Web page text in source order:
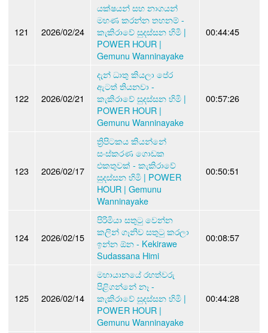
121 2026/02/24
යක්ෂයන් සහ නාගයන්
මහණ කරන්න තහනම් -
කැකිරාවේ සුදස්සන හිමි |
POWER HOUR |
Gemunu Wanninayake
00:44:45
122 2026/02/21
දැන් ධාතු කියලා පේර
ඇටත් තියනවා -
කැකිරාවේ සුදස්සන හිමි |
POWER HOUR |
Gemunu Wanninayake
00:57:26
123 2026/02/17
ත්‍රිපිටකය කියන්නේ
සංස්කරණ ගොඩක
එකතුවක් - කැකිරාවේ
සුදස්සන හිමි | POWER
HOUR | Gemunu
Wanninayake
00:50:51
124 2026/02/15
පිරිමියා සතුටු වෙන්න
කලින් ගෑනිව සතුටු කරලා
ඉන්න ඕන - Kekirawe
Sudassana Himi
00:08:57
125 2026/02/14
මහායානයේ රහත්වරු
පිළිගන්නේ නෑ -
කැකිරාවේ සුදස්සන හිමි |
POWER HOUR |
Gemunu Wanninayake
00:44:28